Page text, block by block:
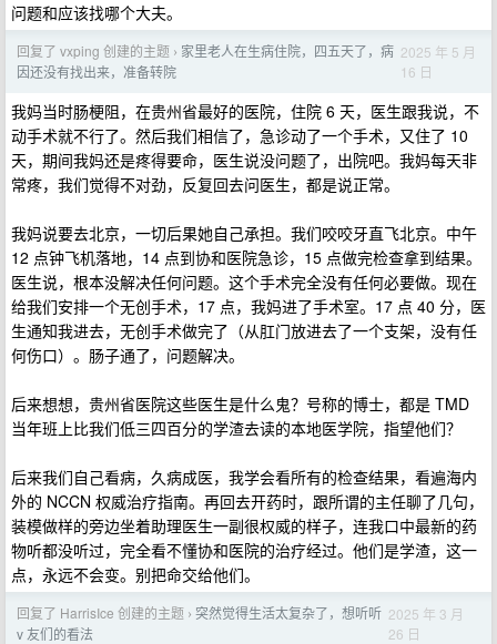
问题和应该找哪个大夫。
回复了 vxping 创建的主题 › 家里老人在生病住院，四五天了，病
因还没有找出来，准备转院
2025 年 5 月
16 日
我妈当时肠梗阻，在贵州省最好的医院，住院 6 天，医生跟我说，不
动手术就不行了。然后我们相信了，急诊动了一个手术，又住了 10
天，期间我妈还是疼得要命，医生说没问题了，出院吧。我妈每天非
常疼，我们觉得不对劲，反复回去问医生，都是说正常。
我妈说要去北京，一切后果她自己承担。我们咬咬牙直飞北京。中午
12 点钟飞机落地，14 点到协和医院急诊，15 点做完检查拿到结果。
医生说，根本没解决任何问题。这个手术完全没有任何必要做。现在
给我们安排一个无创手术，17 点，我妈进了手术室。17 点 40 分，医
生通知我进去，无创手术做完了（从肛门放进去了一个支架，没有任
何伤口）。肠子通了，问题解决。
后来想想，贵州省医院这些医生是什么鬼？号称的博士，都是 TMD
当年班上比我们低三四百分的学渣去读的本地医学院，指望他们？
后来我们自己看病，久病成医，我学会看所有的检查结果，看遍海内
外的 NCCN 权威治疗指南。再回去开药时，跟所谓的主任聊了几句，
装模做样的旁边坐着助理医生一副很权威的样子，连我口中最新的药
物听都没听过，完全看不懂协和医院的治疗经过。他们是学渣，这一
点，永远不会变。别把命交给他们。
回复了 HarrisIce 创建的主题 › 突然觉得生活太复杂了，想听听
v 友们的看法
2025 年 3 月
26 日